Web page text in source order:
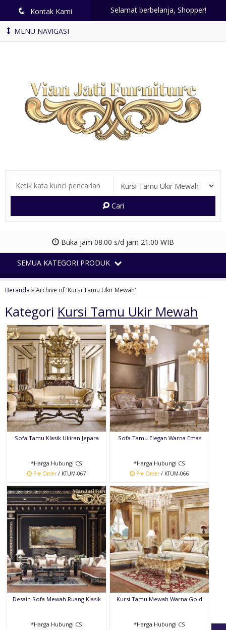
q Kontak Kami Selamat berbelanja, Shopper!
MENU NAVIGASI
Cari
Buka jam 08.00 s/d jam 21.00 WIB
SEMUA KATEGORI PRODUK
Beranda »Archive of 'Kursi Tamu Ukir Mewah'
Kategori Kursi Tamu Ukir Mewah
Sofa Tamu Klasik Ukiran Jepara
*Harga Hubungi CS
Pre Order/ KTUM-067
Sofa Tamu Elegan Warna Emas
*Harga Hubungi CS
Pre Order/ KTUM-066
Desain Sofa Mewah Ruang Klasik
*Harga Hubungi CS
Kursi Tamu Mewah Warna Gold
*Harga Hubungi CS